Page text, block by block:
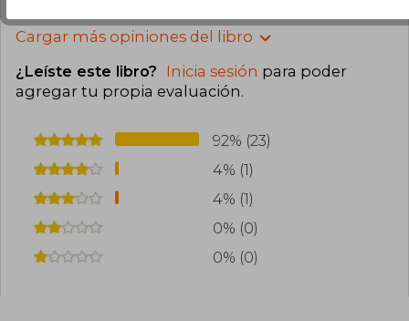
Cargar más opiniones del libro
¿Leíste este libro? Inicia sesión para poder
agregar tu propia evaluación.
92% (23)
4% (1)
4% (1)
0% (0)
0% (0)